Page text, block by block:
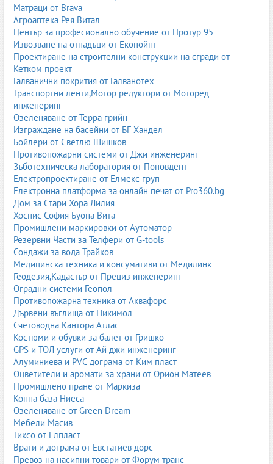
Матраци от Brava
Агроаптека Рея Витал
Център за професионално обучение от Протур 95
Извозване на отпадъци от Екопойнт
Проектиране на строителни конструкции на сгради от
Кетком проект
Галванични покрития от Галванотех
Транспортни ленти,Мотор редуктори от Моторед
инженеринг
Озеленяване от Терра грийн
Изграждане на басейни от БГ Хандел
Бойлери от Светлю Шишков
Противопожарни системи от Джи инженеринг
Зъботехническа лаборатория от Поповдент
Електропроектиране от Елмекс груп
Електронна платформа за онлайн печат от Pro360.bg
Дом за Стари Хора Лилия
Хоспис София Буона Вита
Промишлени маркировки от Аутоматор
Резервни Части за Телфери от G-tools
Сондажи за вода Трайков
Медицинска техника и консумативи от Медилинк
Геодезия,Кадастър от Прециз инженеринг
Оградни системи Геопол
Противопожарна техника от Аквафорс
Дървени въглища от Никимол
Счетоводна Кантора Атлас
Костюми и обувки за балет от Гришко
GPS и ТОЛ услуги от Ай джи инженеринг
Алуминиева и PVC дограма от Ким пласт
Оцветители и аромати за храни от Орион Матеев
Промишлено пране от Маркиза
Конна база Ниеса
Озеленяване от Green Dream
Мебели Масив
Тиксо от Елпласт
Врати и дограма от Евстатиев дорс
Превоз на насипни товари от Форум транс